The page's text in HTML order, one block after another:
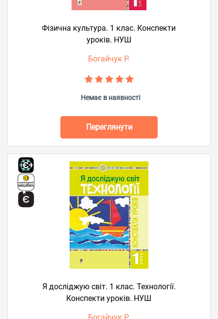
Фізична культура. 1 клас. Конспекти
уроків. НУШ
Богайчук Р.
Немає в наявності
Переглянути
Я досліджую світ. 1 клас. Технології.
Конспекти уроків. НУШ